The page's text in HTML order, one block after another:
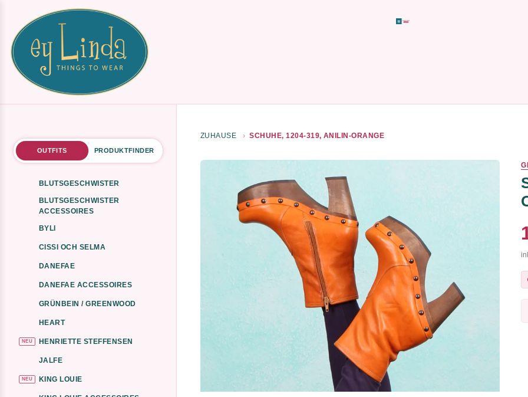
OUTFITS PRODUKTFINDER
BLUTSGESCHWISTER
BLUTSGESCHWISTER
ACCESSOIRES
BYLI
CISSI OCH SELMA
DANEFAE
DANEFAE ACCESSOIRES
GRÜNBEIN / GREENWOOD
HEART
NEU HENRIETTE STEFFENSEN
JALFE
NEU KING LOUIE
ZUHAUSE SCHUHE, 1204-319, ANILIN-ORANGE